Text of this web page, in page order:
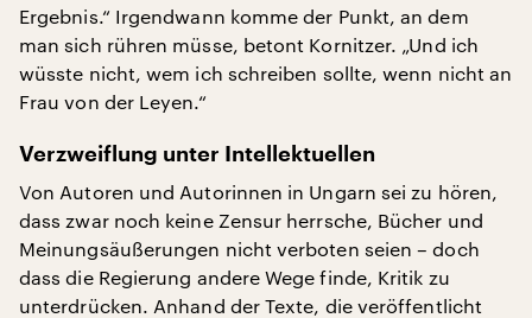
Ergebnis.“ Irgendwann komme der Punkt, an dem
man sich rühren müsse, betont Kornitzer. „Und ich
wüsste nicht, wem ich schreiben sollte, wenn nicht an
Frau von der Leyen.“
Verzweiflung unter Intellektuellen
Von Autoren und Autorinnen in Ungarn sei zu hören,
dass zwar noch keine Zensur herrsche, Bücher und
Meinungsäußerungen nicht verboten seien – doch
dass die Regierung andere Wege finde, Kritik zu
unterdrücken. Anhand der Texte, die veröffentlicht